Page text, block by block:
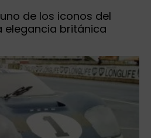
de los iconos del
elegancia británica